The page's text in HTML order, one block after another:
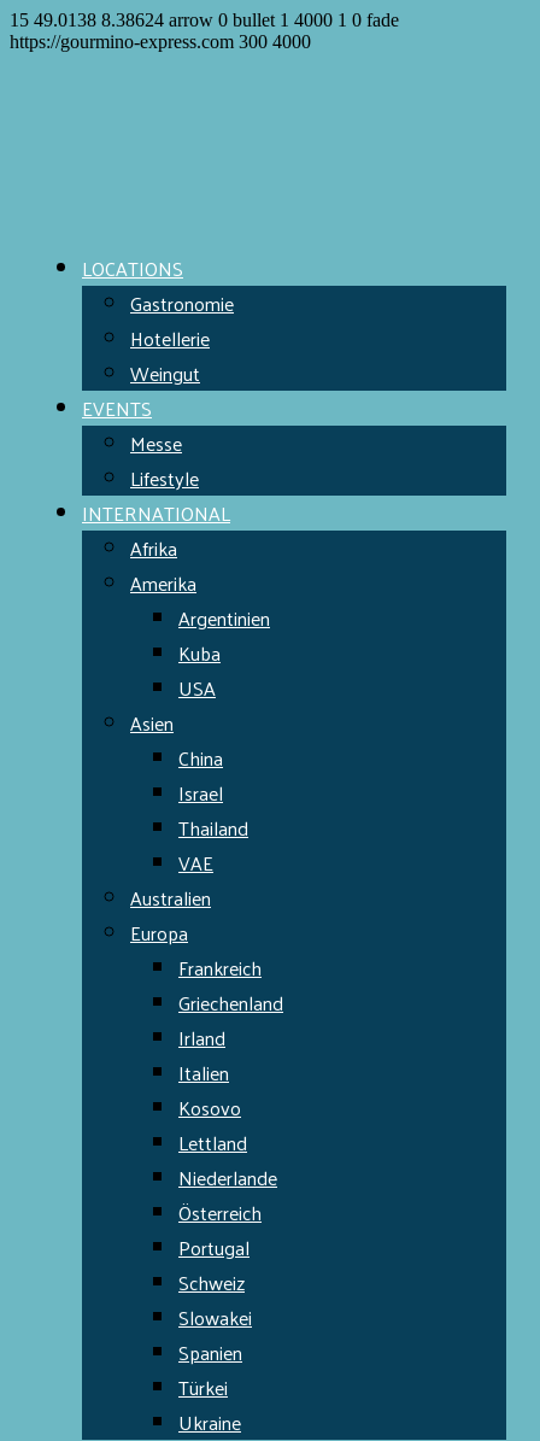
15 49.0138 8.38624 arrow 0 bullet 1 4000 1 0 fade
https://gourmino-express.com 300 4000
LOCATIONS
Gastronomie
Hotellerie
Weingut
EVENTS
Messe
Lifestyle
INTERNATIONAL
Afrika
Amerika
Argentinien
Kuba
USA
Asien
China
Israel
Thailand
VAE
Australien
Europa
Frankreich
Griechenland
Irland
Italien
Kosovo
Lettland
Niederlande
Österreich
Portugal
Schweiz
Slowakei
Spanien
Türkei
Ukraine